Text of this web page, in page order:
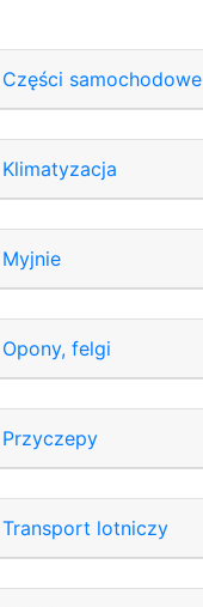
Części samochodowe
Klimatyzacja
Myjnie
Opony, felgi
Przyczepy
Transport lotniczy